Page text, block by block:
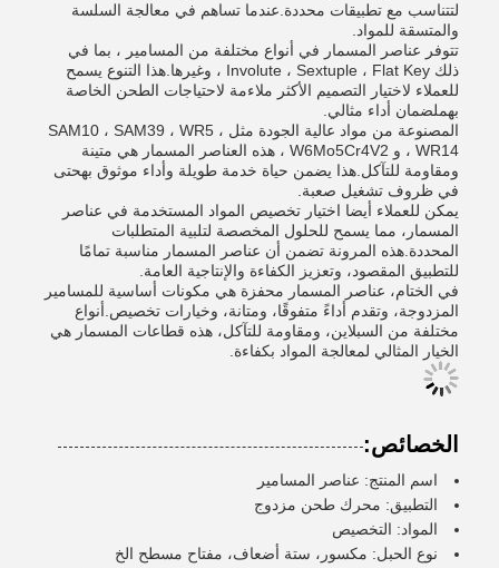
لتتناسب مع تطبيقات محددة.عندما تساهم في معالجة السلسة
والمتسقة للمواد.
تتوفر عناصر المسمار في أنواع مختلفة من المسامير ، بما في
ذلك Involute ، Sextuple ، Flat Key ، وغيرها.هذا التنوع يسمح
للعملاء لاختيار التصميم الأكثر ملاءمة لاحتياجات الطحن الخاصة
بهملضمان أداء مثالي.
المصنوعة من مواد عالية الجودة مثل SAM10 ، SAM39 ، WR5 ،
WR14 ، و W6Mo5Cr4V2 ، هذه العناصر المسمار هي متينة
ومقاومة للتآكل.هذا يضمن حياة خدمة طويلة وأداء موثوق بهحتى
في ظروف تشغيل صعبة.
يمكن للعملاء أيضا اختيار تخصيص المواد المستخدمة في عناصر
المسمار، مما يسمح للحلول المخصصة لتلبية المتطلبات
المحددة.هذه المرونة تضمن أن عناصر المسمار مناسبة تمامًا
للتطبيق المقصود، وتعزيز الكفاءة والإنتاجية العامة.
في الختام، عناصر المسمار محفزة هي مكونات أساسية للمسامير
المزدوجة، وتقدم أداءً متفوقًا، ومتانة، وخيارات تخصيص.أنواع
مختلفة من السبلاين، ومقاومة للتآكل، هذه قطاعات المسمار هي
الخيار المثالي لمعالجة المواد بكفاءة.
الخصائص:
اسم المنتج: عناصر المسامير
التطبيق: محرك طحن مزدوج
المواد: التخصيص
نوع الحبل: مكسور، ستة أضعاف، مفتاح مسطح الخ